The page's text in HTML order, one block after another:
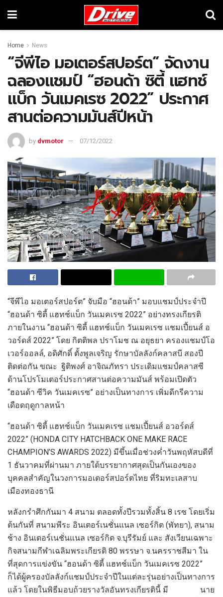
Home News
“จีพีไอ มอเตอร์สปอร์ต” จัดงาน
ฉลองแชมป์ “ฮอนด้า ซิตี้ แฮทช์
แบ็ก วันเมคเรซ 2022” ประกาศ
สานต่อความมันส์ปีหน้า
by dvmotor 07/12/2022
“จีพีไอ มอเตอร์สปอร์ต” จับมือ “ฮอนด้า”​ มอบแชมป์ประจำปี
“ฮอนด้า ซิตี้ แฮทช์แบ็ก วันเมคเรซ 2022” อย่างทรงเกียรติ
ภายในงาน “ฮอนด้า ซิตี้ แฮทช์แบ็ก วันเมคเรซ แชมเปี้ยนส์ อ
วอร์ดส์ 2022” โดย กิตติพล ปราโมช ณ อยุธยา ครองแชมป์โอ
เวอร์ออลล์, อดิศักดิ์ ตั้งพูลเจริญ รักษาบัลลังก์คลาสบี สองปี
ติดต่อกัน ขณะ ฐิติพงศ์ อาจิณภัทรา ประเดิมแชมป์คลาสซี
ด้านโปรโมเตอร์ประกาศสานต่อความมันส์ พร้อมเปิดตัว
“ฮอนด้า ซีวิค วันเมคเรซ” อย่างเป็นทางการ เพิ่มดีกรีความ
เดือดฤดูกาลหน้า
“ฮอนด้า ซิตี้ แฮทช์แบ็ก วันเมคเรซ แชมเปี้ยนส์ อวอร์ดส์
2022” (HONDA CITY HATCHBACK ONE MAKE RACE
CHAMPION’S AWARDS 2022) มีขึ้นเมื่อช่วงค่ำวันพฤหัสบดีที่
1 ธันวาคมที่ผ่านมา ภายใต้บรรยากาศสุดเป็นกันเองของ
บุคคลสำคัญในวงการมอเตอร์สปอร์ตไทย ที่ริมทะเลสาบ
เมืองทองธานี
หลังกรำศึกกันมา 4 สนาม ตลอดทั้งปีรวมทั้งสิ้น 8 เรซ โดยเริ่ม
ต้นกันที่ สนามพีระ อินเตอร์เนชั่นแนล เซอร์กิต (พัทยา), สนาม
ช้าง อินเตอร์เนชั่นแนล เซอร์กิต จ.บุรีรัมย์ และ สังเวียนเฉพาะ
กิจสนามกีฬาเฉลิมพระเกียรติ 80 พรรษา จ.นครราชสีมา ใน
ที่สุดการแข่งขัน “ฮอนด้า ซิตี้ แฮทช์แบ็ก วันเมคเรซ 2022”
ก็ได้ผู้ครองบัลลังก์แชมป์ประจำปีในแต่ละรุ่นอย่างเป็นทางการ
แล้ว โดยในพิธีมอบถ้วยรางวัลอันทรงเกียรตินี้ มี
นาย